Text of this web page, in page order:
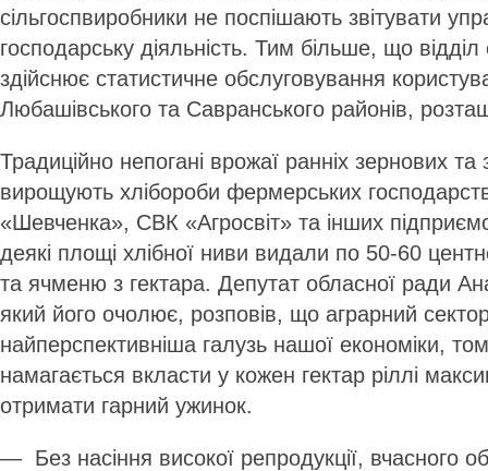
сільгоспвиробники не поспішають звітувати
господарську діяльність. Тим більше, що відділ
здійснює статистичне обслуговування
Любашівського та Савранського районів,
Традиційно непогані врожаї ранніх зернових
вирощують хлібороби фермерських
«Шевченка», СВК «Агросвіт» та інших
деякі площі хлібної ниви видали по 50-60
та ячменю з гектара. Депутат обласної ради
який його очолює, розповів, що аграрний
найперспективніша галузь нашої економіки,
намагається вкласти у кожен гектар ріллі
отримати гарний ужинок.
— Без насіння високої репродукції, вчасного